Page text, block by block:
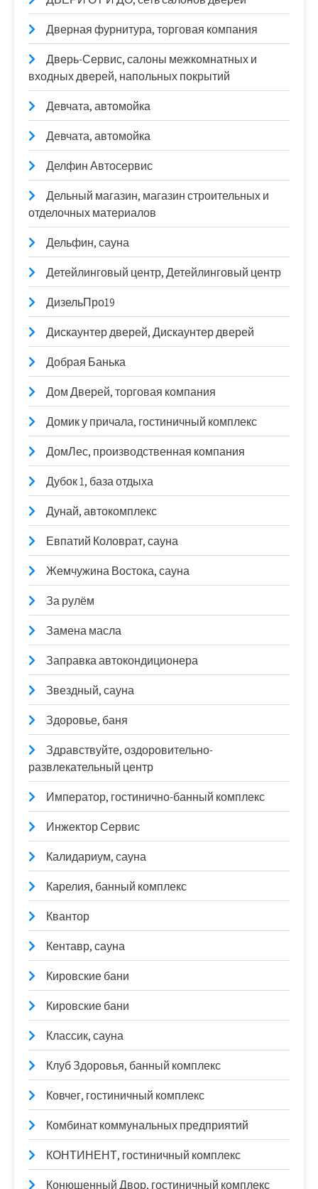
Дверная фурнитура, торговая компания
Дверь-Сервис, салоны межкомнатных и
входных дверей, напольных покрытий
Девчата, автомойка
Девчата, автомойка
Делфин Автосервис
Дельный магазин, магазин строительных и
отделочных материалов
Дельфин, сауна
Детейлинговый центр, Детейлинговый центр
ДизельПро19
Дискаунтер дверей, Дискаунтер дверей
Добрая Банька
Дом Дверей, торговая компания
Домик у причала, гостиничный комплекс
ДомЛес, производственная компания
Дубок 1, база отдыха
Дунай, автокомплекс
Евпатий Коловрат, сауна
Жемчужина Востока, сауна
За рулём
Замена масла
Заправка автокондиционера
Звездный, сауна
Здоровье, баня
Здравствуйте, оздоровительно-
развлекательный центр
Император, гостинично-банный комплекс
Инжектор Сервис
Калидариум, сауна
Карелия, банный комплекс
Квантор
Кентавр, сауна
Кировские бани
Кировские бани
Классик, сауна
Клуб Здоровья, банный комплекс
Ковчег, гостиничный комплекс
Комбинат коммунальных предприятий
КОНТИНЕНТ, гостиничный комплекс
Конюшенный Двор, гостиничный комплекс